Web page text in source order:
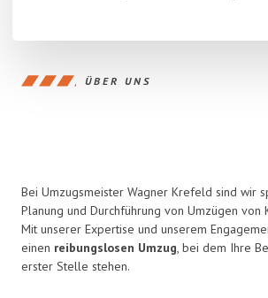
ÜBER UNS
Bei Umzugsmeister Wagner Krefeld sind wir
Planung und Durchführung von Umzügen von
Mit unserer Expertise und unserem
einen reibungslosen Umzug, bei dem Ihre
erster Stelle stehen.